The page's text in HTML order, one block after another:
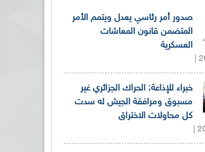
صدور أمر رئاسي يعدل ويتمم الأمر
المتضمن قانون المعاشات
العسكرية
خبراء للإذاعة: الحراك الجزائري غير
مسبوق ومرافقة الجيش له سدت
كل محاولات الاختراق